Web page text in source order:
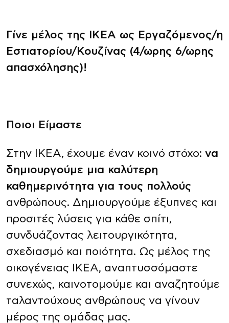
Γίνε μέλος της ΙΚΕΑ ως Εργαζόμενος/η
Εστιατορίου/Κουζίνας (4/ωρης 6/ωρης
απασχόλησης)!
Ποιοι Είμαστε
Στην ΙΚΕΑ, έχουμε έναν κοινό στόχο: να
δημιουργούμε μια καλύτερη
καθημερινότητα για τους πολλούς
ανθρώπους. Δημιουργούμε έξυπνες και
προσιτές λύσεις για κάθε σπίτι,
συνδυάζοντας λειτουργικότητα,
σχεδιασμό και ποιότητα. Ως μέλος της
οικογένειας ΙΚΕΑ, αναπτυσσόμαστε
συνεχώς, καινοτομούμε και αναζητούμε
ταλαντούχους ανθρώπους να γίνουν
μέρος της ομάδας μας.